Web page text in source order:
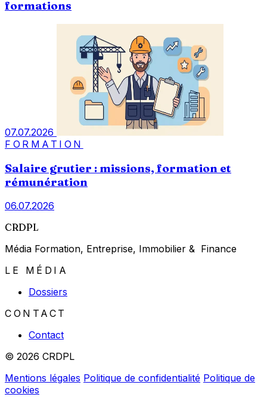
formations
07.07.2026
FORMATION
Salaire grutier : missions, formation et
rémunération
06.07.2026
CRDPL
Média Formation, Entreprise, Immobilier & Finance
LE MÉDIA
Dossiers
CONTACT
Contact
© 2026 CRDPL
Mentions légales Politique de confidentialité Politique de
cookies